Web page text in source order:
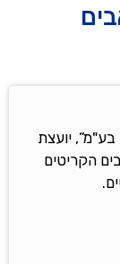
מייסדת ושותפה ב”טל לבנון – HCP בע"מ”, יועצת
הקריטים